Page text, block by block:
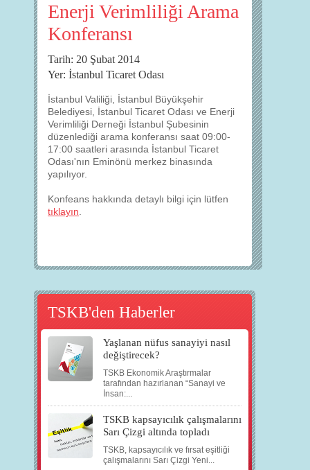
Enerji Verimliliği Arama
Konferansı
Tarih: 20 Şubat 2014
Yer: İstanbul Ticaret Odası
İstanbul Valiliği, İstanbul Büyükşehir
Belediyesi, İstanbul Ticaret Odası ve Enerji
Verimliliği Derneği İstanbul Şubesinin
düzenlediği arama konferansı saat 09:00-
17:00 saatleri arasında İstanbul Ticaret
Odası'nın Eminönü merkez binasında
yapılıyor.
Konfeans hakkında detaylı bilgi için lütfen
tıklayın
TSKB'den Haberler
Yaşlanan nüfus sanayiyi nasıl
değiştirecek?
TSKB Ekonomik Araştırmalar
tarafından hazırlanan “Sanayi ve
İnsan:...
TSKB kapsayıcılık çalışmalarını
Sarı Çizgi altında topladı
TSKB, kapsayıcılık ve fırsat eşitliği
çalışmalarını Sarı Çizgi Yeni...